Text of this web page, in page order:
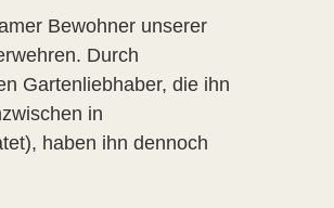
Bewohner unserer
Durch
Gartenliebhaber, die ihn
in
haben ihn dennoch